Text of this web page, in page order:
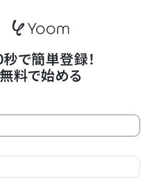
で簡単登録！
無料で始める